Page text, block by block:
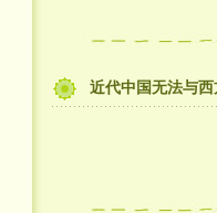
近代中国无法与